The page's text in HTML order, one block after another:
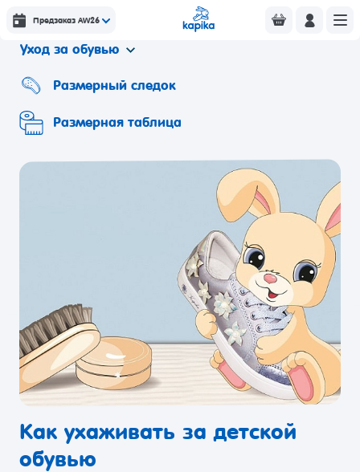
Предзаказ AW26
Уход за обувью
Уход за обувью
Размерный следок
Размерная таблица
Как ухаживать за детской
обувью